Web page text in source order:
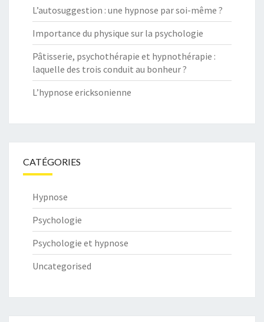
L’autosuggestion : une hypnose par soi-même ?
Importance du physique sur la psychologie
Pâtisserie, psychothérapie et hypnothérapie :
laquelle des trois conduit au bonheur ?
L’hypnose ericksonienne
CATÉGORIES
Hypnose
Psychologie
Psychologie et hypnose
Uncategorised